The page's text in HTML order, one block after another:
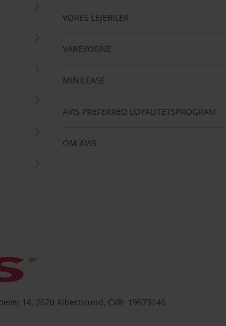
VORES LEJEBILER
VAREVOGNE
MINILEASE
AVIS PREFERRED LOYALITETSPROGRAM
OM AVIS
14, 2620 Albertslund, CVR: 19673146